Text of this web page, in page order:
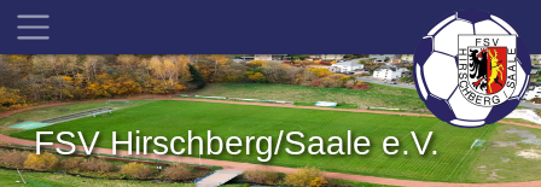
FSV Hirschberg/Saale e.V.